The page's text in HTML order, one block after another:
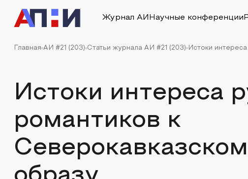
Журнал АИ Научные конференции
Главная АИ #21 (203) Статьи журнала АИ #21 (203) Истоки
Истоки интереса
романтиков к